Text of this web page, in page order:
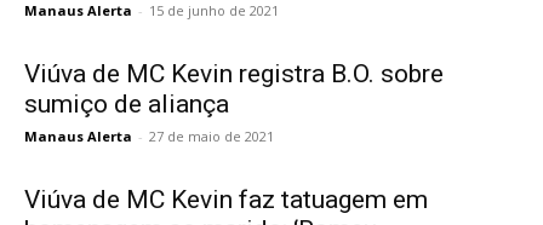
Manaus Alerta - 15 de junho de 2021
Viúva de MC Kevin registra B.O. sobre
sumiço de aliança
Manaus Alerta - 27 de maio de 2021
Viúva de MC Kevin faz tatuagem em